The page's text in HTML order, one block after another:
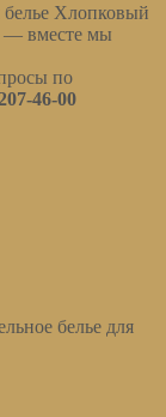
белье Хлопковый
— вместе мы
по
46-00
белье для